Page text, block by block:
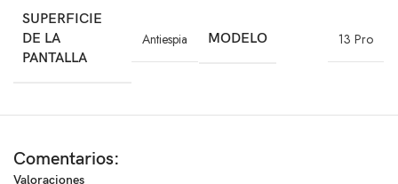
como la opción premium en el mercado. Con la mejor tecnología y
desarrollo, brindamos la máxima protección y durabilidad para tus
dispositivos de alto valor.
tranquilidad total con el Vidrio Blueo Antiespía HD para iPhone 13
SUPERFICIE
DE LA
PANTALLA
Antiespia MODELO 13 Pro
Comentarios:
Valoraciones